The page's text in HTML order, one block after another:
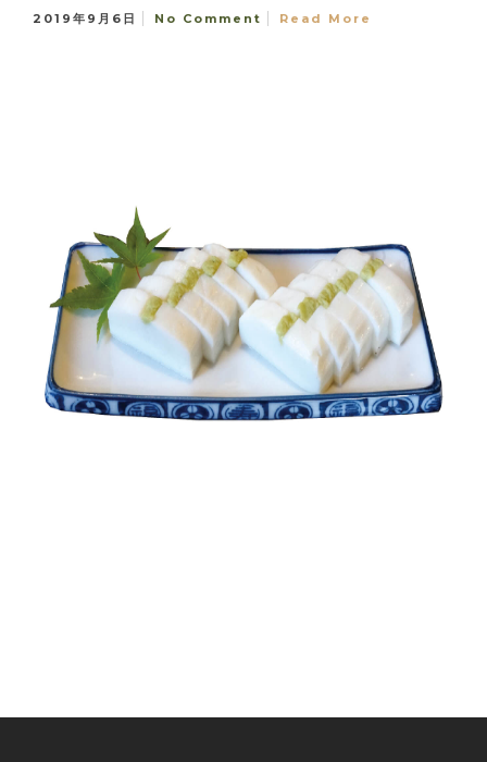
2019年9月6日 No Comment Read More